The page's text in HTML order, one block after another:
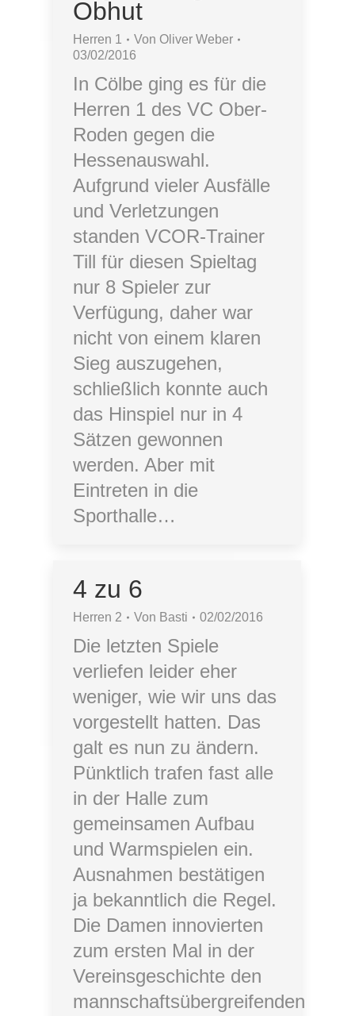
Obhut
Herren 1 Von Oliver Weber
03/02/2016
In Cölbe ging es für die
Herren 1 des VC Ober-
Roden gegen die
Hessenauswahl.
Aufgrund vieler Ausfälle
und Verletzungen
standen VCOR-Trainer
Till für diesen Spieltag
nur 8 Spieler zur
Verfügung, daher war
nicht von einem klaren
Sieg auszugehen,
schließlich konnte auch
das Hinspiel nur in 4
Sätzen gewonnen
werden. Aber mit
Eintreten in die
Sporthalle…
4 zu 6
Herren 2 Von Basti 02/02/2016
Die letzten Spiele
verliefen leider eher
weniger, wie wir uns das
vorgestellt hatten. Das
galt es nun zu ändern.
Pünktlich trafen fast alle
in der Halle zum
gemeinsamen Aufbau
und Warmspielen ein.
Ausnahmen bestätigen
ja bekanntlich die Regel.
Die Damen innovierten
zum ersten Mal in der
Vereinsgeschichte den
mannschaftsübergreifenden